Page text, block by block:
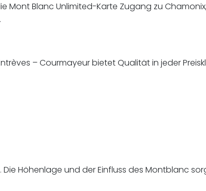
Blanc Unlimited-Karte Zugang zu
– Courmayeur bietet Qualität in jeder
Höhenlage und der Einfluss des Montblanc